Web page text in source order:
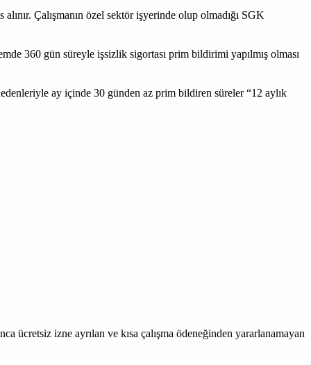
Çalışmanın özel sektör işyerinde olup olmadığı SGK
360 gün süreyle işsizlik sigortası prim bildirimi yapılmış olması
ay içinde 30 günden az prim bildiren süreler “12 aylık
izne ayrılan ve kısa çalışma ödeneğinden yararlanamayan